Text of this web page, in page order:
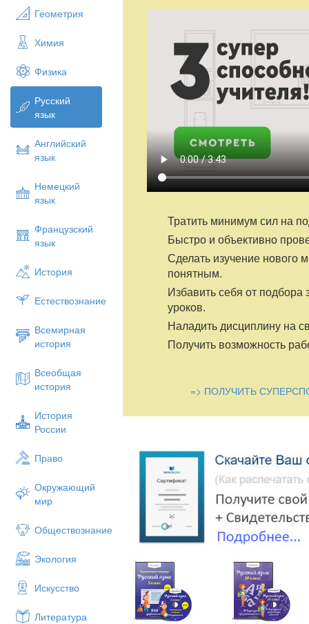
Геометрия
Химия
Физика
Русский
язык
Английский
язык
Немецкий
язык
Французский
язык
История
Естествознание
Всемирная
история
Всеобщая
история
История
России
Право
Окружающий
мир
Обществознание
Экология
Искусство
Литература
Тратить минимум сил на
Быстро и объективно
Сделать изучение нового
понятным.
Избавить себя от подбора
уроков.
Наладить дисциплину на
Получить возможность
=> ПОЛУЧИТЬ